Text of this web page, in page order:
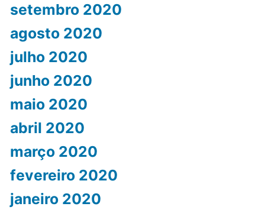
setembro 2020
agosto 2020
julho 2020
junho 2020
maio 2020
abril 2020
março 2020
fevereiro 2020
janeiro 2020